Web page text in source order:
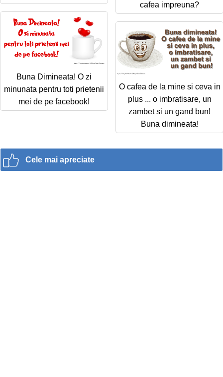
cafea impreuna?
Buna Dimineata! O zi
minunata pentru toti prietenii
mei de pe facebook!
O cafea de la mine si ceva in
plus ... o imbratisare, un
zambet si un gand bun!
Buna dimineata!
Cele mai apreciate